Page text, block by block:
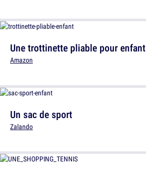
Une trottinette pliable pour enfant
Amazon
Un sac de sport
Zalando